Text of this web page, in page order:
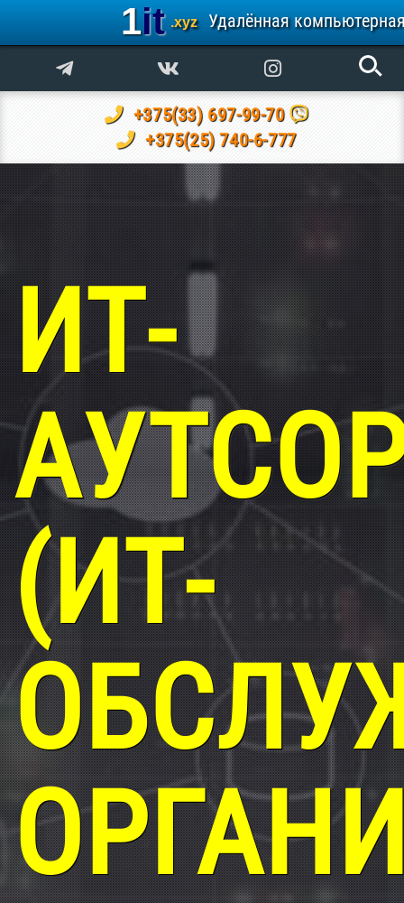
1it .xyz Удалённая
+375(33) 697-99-70
+375(25) 740-6-777
ИТ-
(ИТ-